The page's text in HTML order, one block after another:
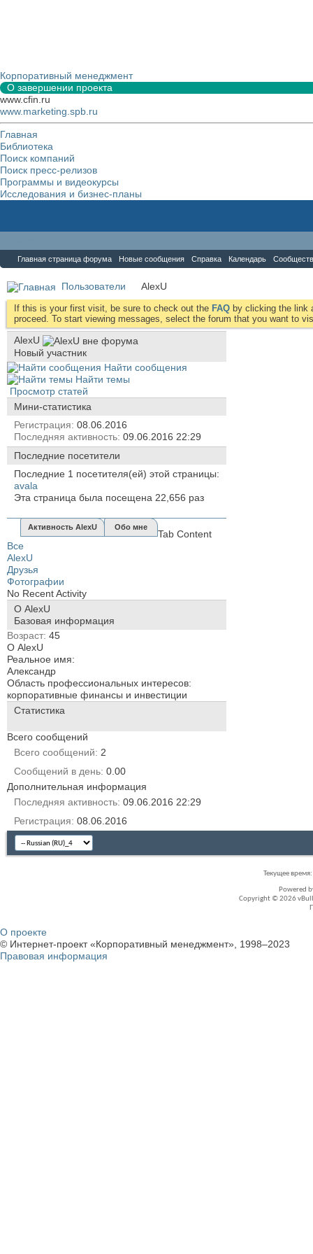
Корпоративный менеджмент
О завершении проекта
www.cfin.ru
www.marketing.spb.ru
Главная
Библиотека
Поиск компаний
Поиск пресс-релизов
Программы и видеокурсы
Исследования и бизнес-планы
Главная страница форума Новые сообщения Справка Календарь
Пользователи AlexU
If this is your first visit, be sure to check out the FAQ by clicking the link
proceed. To start viewing messages, select the forum that you want to
AlexU
Новый участник
Найти сообщения
Найти темы
Просмотр статей
Мини-статистика
Регистрация 08.06.2016
Последняя активность 09.06.2016 22:29
Последние посетители
Последние 1 посетителя(ей) этой страницы:
avala
Эта страница была посещена 22,656 раз
Активность AlexU Обо мне
Tab Content
Все
AlexU
Друзья
Фотографии
No Recent Activity
О AlexU
Базовая информация
Возраст 45
О AlexU
Реальное имя:
Александр
Область профессиональных интересов:
корпоративные финансы и инвестиции
Статистика
Всего сообщений
Всего сообщений
2
Сообщений в день 0.00
Дополнительная информация
Последняя активность 09.06.2016 22:29
Регистрация 08.06.2016
Текущее время:
Powered
Copyright © 2026
О проекте
© Интернет-проект «Корпоративный менеджмент», 1998–2023
Правовая информация